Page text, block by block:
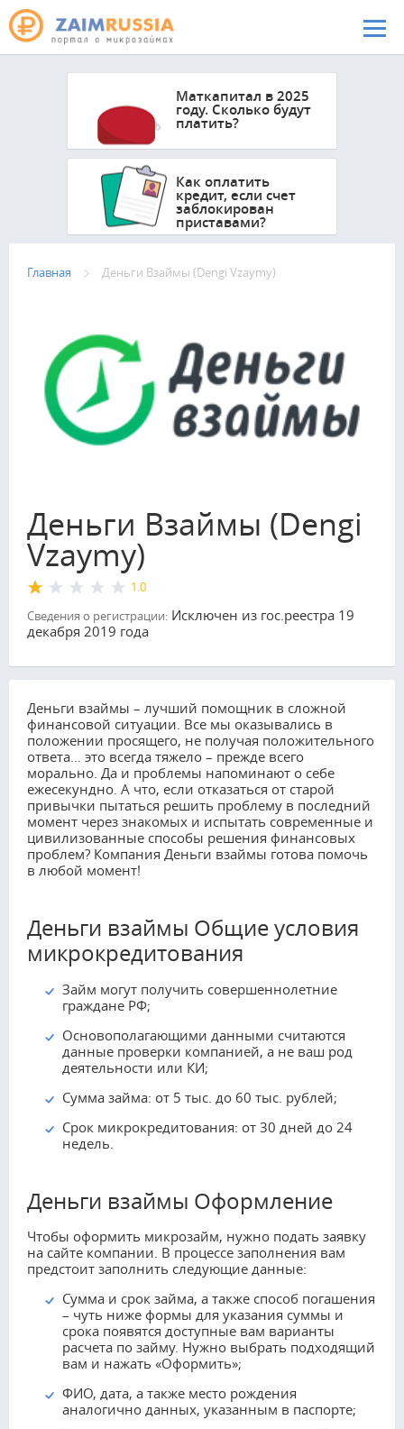
Перейти к основному содержанию
Маткапитал в 2025
году. Сколько будут
платить?
Как оплатить
кредит, если счет
заблокирован
приставами?
Главная Деньги Взаймы (Dengi Vzaymy)
Деньги Взаймы (Dengi
Vzaymy)
1.0
Сведения о регистрации: Исключен из гос.реестра 19
декабря 2019 года
Деньги взаймы – лучший помощник в сложной
финансовой ситуации. Все мы оказывались в
положении просящего, не получая положительного
ответа… это всегда тяжело – прежде всего
морально. Да и проблемы напоминают о себе
ежесекундно. А что, если отказаться от старой
привычки пытаться решить проблему в последний
момент через знакомых и испытать современные и
цивилизованные способы решения финансовых
проблем? Компания Деньги взаймы готова помочь
в любой момент!
Деньги взаймы Общие условия
микрокредитования
Займ могут получить совершеннолетние
граждане РФ;
Основополагающими данными считаются
данные проверки компанией, а не ваш род
деятельности или КИ;
Сумма займа: от 5 тыс. до 60 тыс. рублей;
Срок микрокредитования: от 30 дней до 24
недель.
Деньги взаймы Оформление
Чтобы оформить микрозайм, нужно подать заявку
на сайте компании. В процессе заполнения вам
предстоит заполнить следующие данные:
Сумма и срок займа, а также способ погашения
– чуть ниже формы для указания суммы и
срока появятся доступные вам варианты
расчета по займу. Нужно выбрать подходящий
вам и нажать «Оформить»;
ФИО, дата, а также место рождения
аналогично данных, указанным в паспорте;